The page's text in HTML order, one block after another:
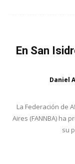
En San
Daniel
La Federación de
Aires (FANNBA) ha
su